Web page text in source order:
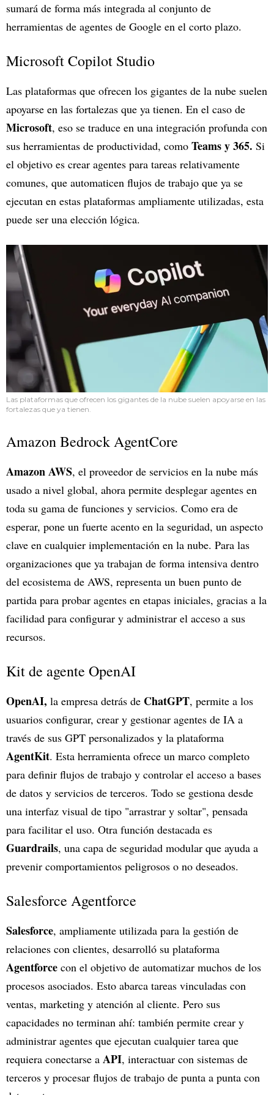
sumará de forma más integrada al conjunto de
herramientas de agentes de Google en el corto plazo.
Microsoft Copilot Studio
Las plataformas que ofrecen los gigantes de la nube suelen
apoyarse en las fortalezas que ya tienen. En el caso de
Microsoft, eso se traduce en una integración profunda con
sus herramientas de productividad, como Teams y 365. Si
el objetivo es crear agentes para tareas relativamente
comunes, que automaticen flujos de trabajo que ya se
ejecutan en estas plataformas ampliamente utilizadas, esta
puede ser una elección lógica.
Las plataformas que ofrecen los gigantes de la nube suelen apoyarse en las
fortalezas que ya tienen.
Amazon Bedrock AgentCore
Amazon AWS, el proveedor de servicios en la nube más
usado a nivel global, ahora permite desplegar agentes en
toda su gama de funciones y servicios. Como era de
esperar, pone un fuerte acento en la seguridad, un aspecto
clave en cualquier implementación en la nube. Para las
organizaciones que ya trabajan de forma intensiva dentro
del ecosistema de AWS, representa un buen punto de
partida para probar agentes en etapas iniciales, gracias a la
facilidad para configurar y administrar el acceso a sus
recursos.
Kit de agente OpenAI
OpenAI, la empresa detrás de ChatGPT, permite a los
usuarios configurar, crear y gestionar agentes de IA a
través de sus GPT personalizados y la plataforma
AgentKit. Esta herramienta ofrece un marco completo
para definir flujos de trabajo y controlar el acceso a bases
de datos y servicios de terceros. Todo se gestiona desde
una interfaz visual de tipo "arrastrar y soltar", pensada
para facilitar el uso. Otra función destacada es
Guardrails, una capa de seguridad modular que ayuda a
prevenir comportamientos peligrosos o no deseados.
Salesforce Agentforce
Salesforce, ampliamente utilizada para la gestión de
relaciones con clientes, desarrolló su plataforma
Agentforce con el objetivo de automatizar muchos de los
procesos asociados. Esto abarca tareas vinculadas con
ventas, marketing y atención al cliente. Pero sus
capacidades no terminan ahí: también permite crear y
administrar agentes que ejecutan cualquier tarea que
requiera conectarse a API, interactuar con sistemas de
terceros y procesar flujos de trabajo de punta a punta con